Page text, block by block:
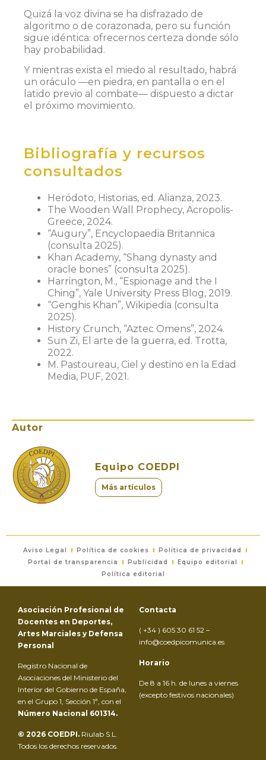
Quizá la voz divina se ha disfrazado de
algoritmo o de corazonada, pero su función
sigue idéntica: ofrecernos certeza donde sólo
hay probabilidad.
Y mientras exista el miedo al resultado, habrá
un oráculo —en piedra, en pantalla o en el
latido previo al combate— dispuesto a dictar
el próximo movimiento.
Bibliografía y recursos
consultados
Heródoto, Historias, ed. Alianza, 2023.
The Wooden Wall Prophecy, Acropolis-
Greece, 2024.
“Augury”, Encyclopaedia Britannica
(consulta 2025).
Khan Academy, “Shang dynasty and
oracle bones” (consulta 2025).
Harrington, M., “Espionage and the I
Ching”, Yale University Press Blog, 2019.
“Genghis Khan”, Wikipedia (consulta
2025).
History Crunch, “Aztec Omens”, 2024.
Sun Zi, El arte de la guerra, ed. Trotta,
2022.
M. Pastoureau, Ciel y destino en la Edad
Media, PUF, 2021.
Autor
Equipo COEDPI
Más artículos
Aviso Legal Política de cookies
Política de privacidad
Portal de transparencia
Publicidad
Equipo editorial
Política editorial
Asociación Profesional de
Docentes en Deportes,
Artes Marciales y Defensa
Personal
Registro Nacional de
Asociaciones del Ministerio del
Interior del Gobierno de España,
en el Grupo 1, Sección 1ª, con el
Número Nacional 601314.
© 2026 COEDPI. Riulab S.L.
Todos los derechos reservados.
Contacta
( +34 ) 605 30 61 52 –
info@coedpicomunica.es
Horario
De 8 a 16 h. de lunes a viernes
(excepto festivos nacionales)